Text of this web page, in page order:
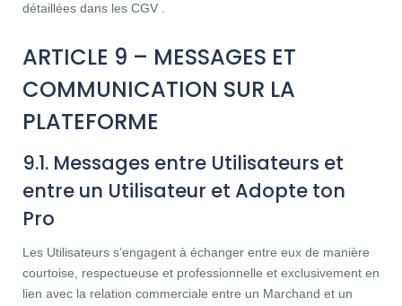
détaillées dans les CGV .
ARTICLE 9 – MESSAGES ET
COMMUNICATION SUR LA
PLATEFORME
9.1. Messages entre Utilisateurs et
entre un Utilisateur et Adopte ton
Pro
Les Utilisateurs s’engagent à échanger entre eux de manière
courtoise, respectueuse et professionnelle et exclusivement en
lien avec la relation commerciale entre un Marchand et un